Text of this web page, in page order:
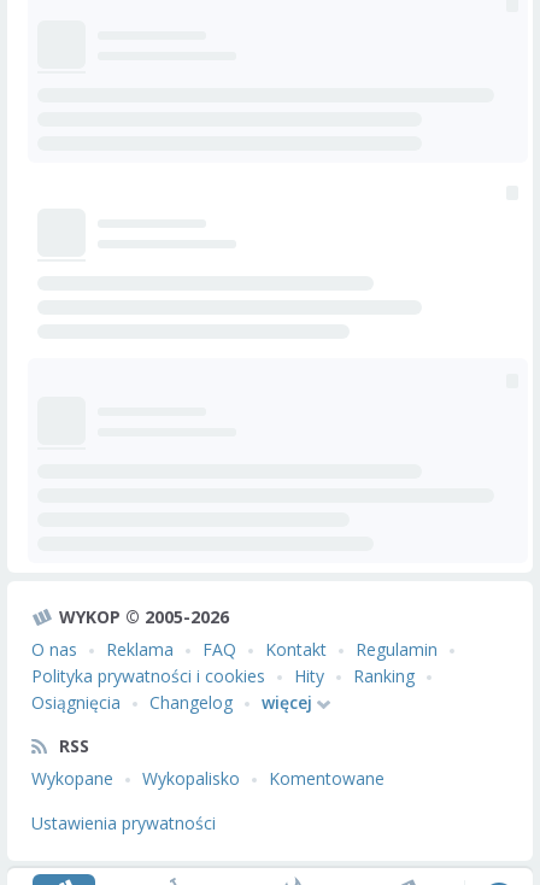
WYKOP © 2005-2026
O nas
Reklama FAQ Kontakt
Regulamin
Polityka prywatności i cookies
Hity
Ranking
Osiągnięcia
Changelog
więcej
RSS
Wykopane
Wykopalisko
Komentowane
Ustawienia prywatności